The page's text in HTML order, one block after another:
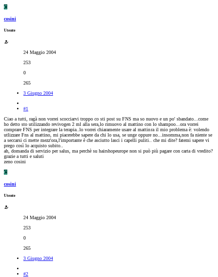
C
cosini
Utente
24 Maggio 2004
253
0
265
3 Giugno 2004
#1
Ciao a tutti, ragà non vorrei scocciarvi troppo co sti post su FNS ma so nuovo e un po' sbandato...come
ho detto sto utilizzando revivogen 2 ml alla sera,lo rimuovo al mattino con lo shampoo...ora vorrei
comprare FNS per integrare la terapia..lo vorrei chiaramente usare al mattinra il mio problema è: volendo
utlizzare Fns al mattino, mi piacerebbe sapere da chi lo usa, se unge oppure no...insomma,non fa niente se
a seccarsi ci mette mezz'ora,l'importante è che asciutto lasci i capelli puliti.. che mi dite? fatemi sapere vi
prego così lo acquisto subito..
ah, domanda di servizio per salus, ma perchè su hairshopeurope non si può più pagare con carta di vredito?
grazie a tutti e saluti
zeno cosini
C
cosini
Utente
24 Maggio 2004
253
0
265
3 Giugno 2004
#2